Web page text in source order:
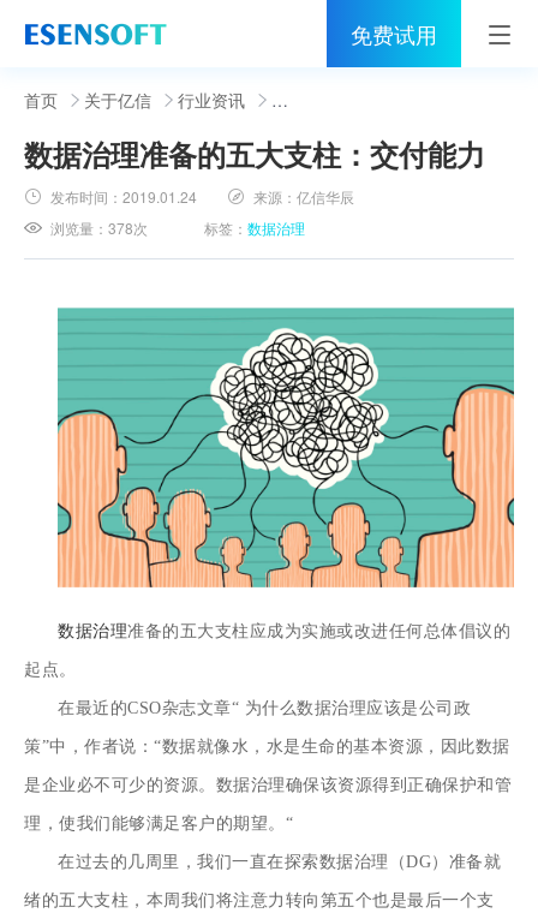
免费试用
首页
睿治
解决方案
伙伴
关于亿信
400-0011-866
首页 关于亿信 行业资讯
数据治理准备的五大支柱：交付能力
发布时间：2019.01.24 来源：亿信华辰
浏览量：378次 标签：数据治理
数据治理准备的五大支柱应成为实施或改进任何总体倡议的
起点。
在最近的CSO杂志文章“ 为什么数据治理应该是公司政
策”中，作者说：“数据就像水，水是生命的基本资源，因此数据
是企业必不可少的资源。 数据治理确保该资源得到正确保护和管
理，使我们能够满足客户的期望。“
在过去的几周里，我们一直在探索数据治理（DG）准备就
绪的五大支柱， 本周我们将注意力转向第五个也是最后一个支